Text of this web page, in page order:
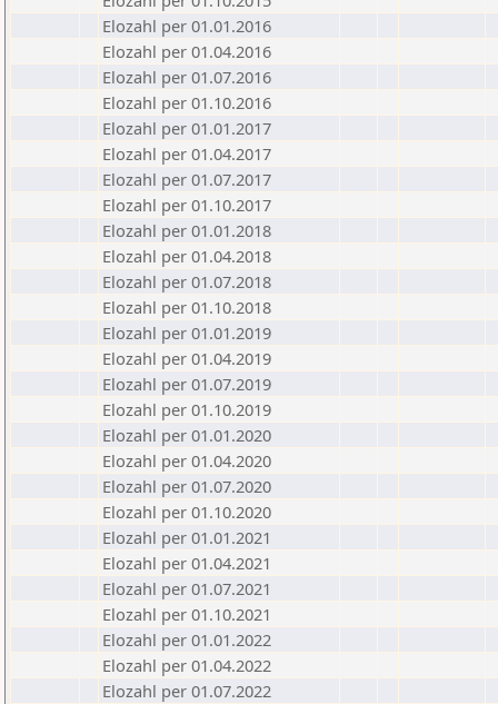
Elozahl per 01.01.2016
Elozahl per 01.04.2016
Elozahl per 01.07.2016
Elozahl per 01.10.2016
Elozahl per 01.01.2017
Elozahl per 01.04.2017
Elozahl per 01.07.2017
Elozahl per 01.10.2017
Elozahl per 01.01.2018
Elozahl per 01.04.2018
Elozahl per 01.07.2018
Elozahl per 01.10.2018
Elozahl per 01.01.2019
Elozahl per 01.04.2019
Elozahl per 01.07.2019
Elozahl per 01.10.2019
Elozahl per 01.01.2020
Elozahl per 01.04.2020
Elozahl per 01.07.2020
Elozahl per 01.10.2020
Elozahl per 01.01.2021
Elozahl per 01.04.2021
Elozahl per 01.07.2021
Elozahl per 01.10.2021
Elozahl per 01.01.2022
Elozahl per 01.04.2022
Elozahl per 01.07.2022